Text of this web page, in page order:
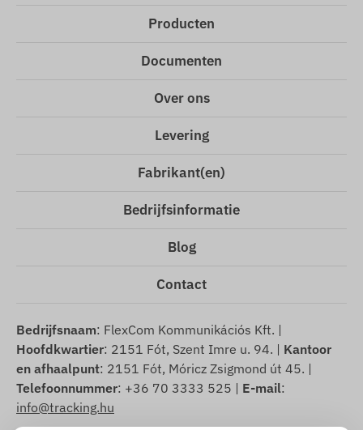
Producten
Documenten
Over ons
Levering
Fabrikant(en)
Bedrijfsinformatie
Blog
Contact
Bedrijfsnaam: FlexCom Kommunikációs Kft. |
Hoofdkwartier: 2151 Fót, Szent Imre u. 94. | Kantoor
en afhaalpunt: 2151 Fót, Móricz Zsigmond út 45. |
Telefoonnummer: +36 70 3333 525 | E-mail:
info@tracking.hu